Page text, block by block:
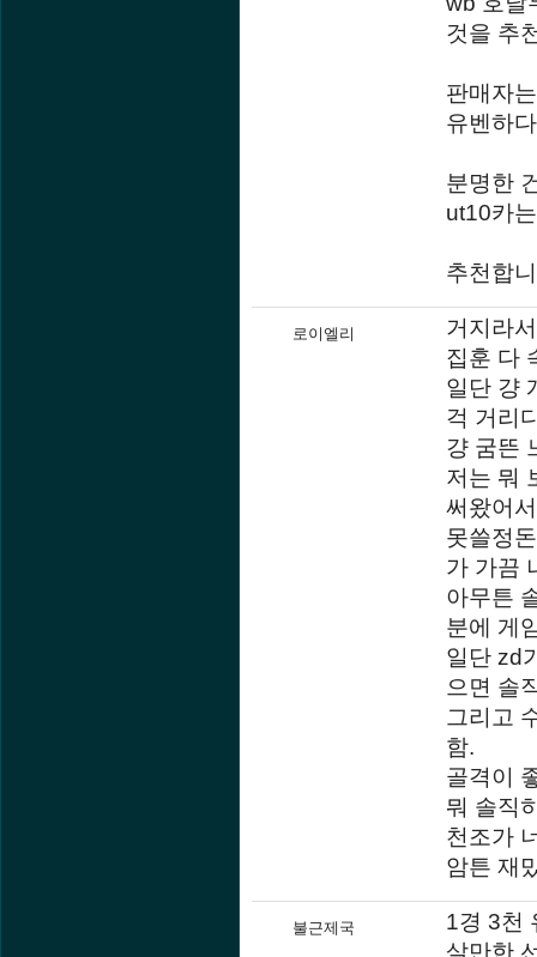
것을 추
판매자
유벤하
분명한
ut10카
추천합
로이엘리
거지라
집훈 다
일단 걍
걱 거리
걍 굼뜬
저는 뭐
써왔어
못쓸정
가 가끔
아무튼
분에 게
일단 zd
으면 솔
그리고
함.
골격이
뭐 솔직
천조가
암튼 재
불근제국
1경 3천
살만한